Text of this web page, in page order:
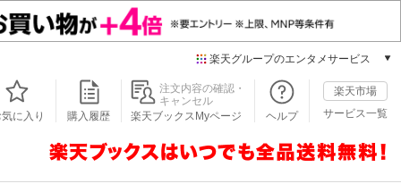
楽天グループのエンタメサービス
本/ゲーム/CD/DVD
楽天ブックス
楽天Kobo
気に入り 購入履歴
注文内容の確認・
キャンセル
楽天ブックスMyページ
ヘルプ
楽天市場
サービス一覧